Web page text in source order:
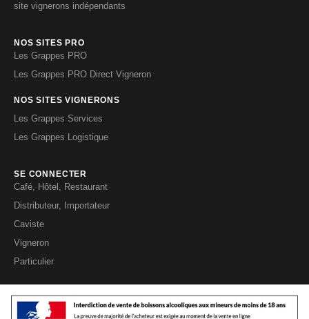
site vignerons indépendants
NOS SITES PRO
Les Grappes PRO
Les Grappes PRO Direct Vigneron
NOS SITES VIGNERONS
Les Grappes Services
Les Grappes Logistique
SE CONNECTER
Café, Hôtel, Restaurant
Distributeur, Importateur
Caviste
Vigneron
Particulier